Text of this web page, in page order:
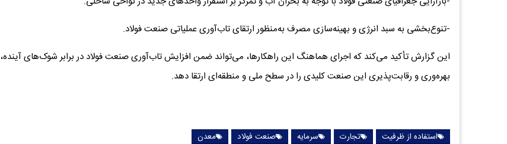
-تنوع‌بخشی به سبد انرژی و بهینه‌سازی مصرف به‌منظور ارتقای تاب‌آوری عملیاتی صنعت فولاد.
این گزارش تأکید می‌کند که اجرای هماهنگ این راهکارها، می‌تواند ضمن افزایش تاب‌آوری صنعت فولاد در برابر شوک‌های آینده،
بهره‌وری و رقابت‌پذیری این صنعت کلیدی را در سطح ملی و منطقه‌ای ارتقا دهد.
استفاده از ظرفیت تجارت سرمایه صنعت فولاد معدن